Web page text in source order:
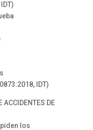
IDT)
ACCIDENTES DE
los